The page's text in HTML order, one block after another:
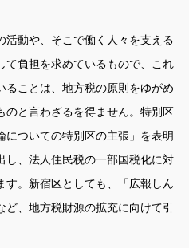
動や、そこで働く人々を支える
て負担を求めているもので、これ
ることは、地方税の原則をゆがめ
のと言わざるを得ません。特別区
ついての特別区の主張」を表明
し、法人住民税の一部国税化に対
す。新宿区としても、「広報しん
、地方税財源の拡充に向けて引